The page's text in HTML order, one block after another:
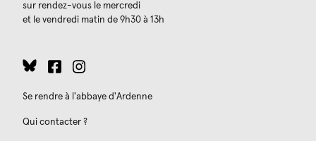
sur rendez-vous le mercredi
et le vendredi matin de 9h30 à 13h
Se rendre à l'abbaye d'Ardenne
Qui contacter ?